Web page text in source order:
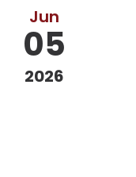
Jun
05
2026